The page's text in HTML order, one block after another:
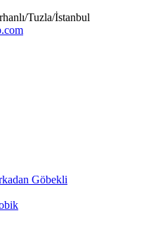
Tuzla/İstanbul
Göbekli